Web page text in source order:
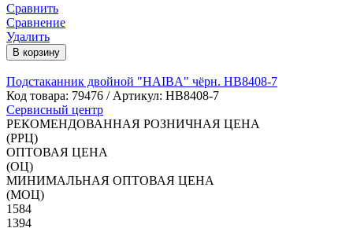
Сравнить
Сравнение
Удалить
В корзину
Подстаканник двойной "HAIBA" чёрн. HB8408-7
Код товара: 79476 / Артикул: HB8408-7
Сервисный центр
РЕКОМЕНДОВАННАЯ РОЗНИЧНАЯ ЦЕНА
(РРЦ)
ОПТОВАЯ ЦЕНА
(ОЦ)
МИНИМАЛЬНАЯ ОПТОВАЯ ЦЕНА
(МОЦ)
1584
1394